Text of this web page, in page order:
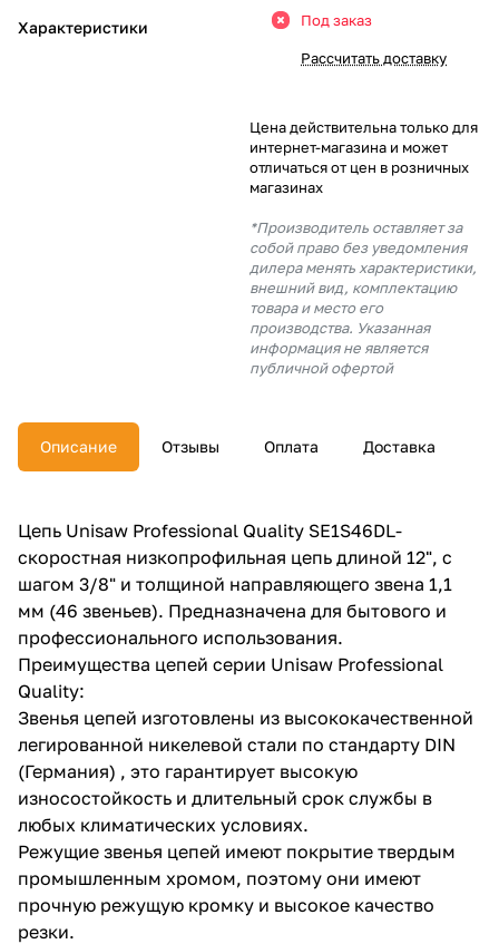
Характеристики Под заказ
Рассчитать доставку
Цена действительна только для
интернет-магазина и может
отличаться от цен в розничных
магазинах
*Производитель оставляет за
собой право без уведомления
дилера менять характеристики,
внешний вид, комплектацию
товара и место его
производства. Указанная
информация не является
публичной офертой
Описание Отзывы Оплата Доставка
Цепь Unisaw Professional Quality SE1S46DL-
скоростная низкопрофильная цепь длиной 12", с
шагом 3/8" и толщиной направляющего звена 1,1
мм (46 звеньев). Предназначена для бытового и
профессионального использования.
Преимущества цепей серии Unisaw Professional
Quality:
Звенья цепей изготовлены из высококачественной
легированной никелевой стали по стандарту DIN
(Германия) , это гарантирует высокую
износостойкость и длительный срок службы в
любых климатических условиях.
Режущие звенья цепей имеют покрытие твердым
промышленным хромом, поэтому они имеют
прочную режущую кромку и высокое качество
резки.
в корзину
% картой любого банка
выбранный способом
% будут
с вашей карты
каждые 2 недели
Подробнее
25
раз в 2
недели
Остались вопросы?
8 800 302-02-51
plait.ru